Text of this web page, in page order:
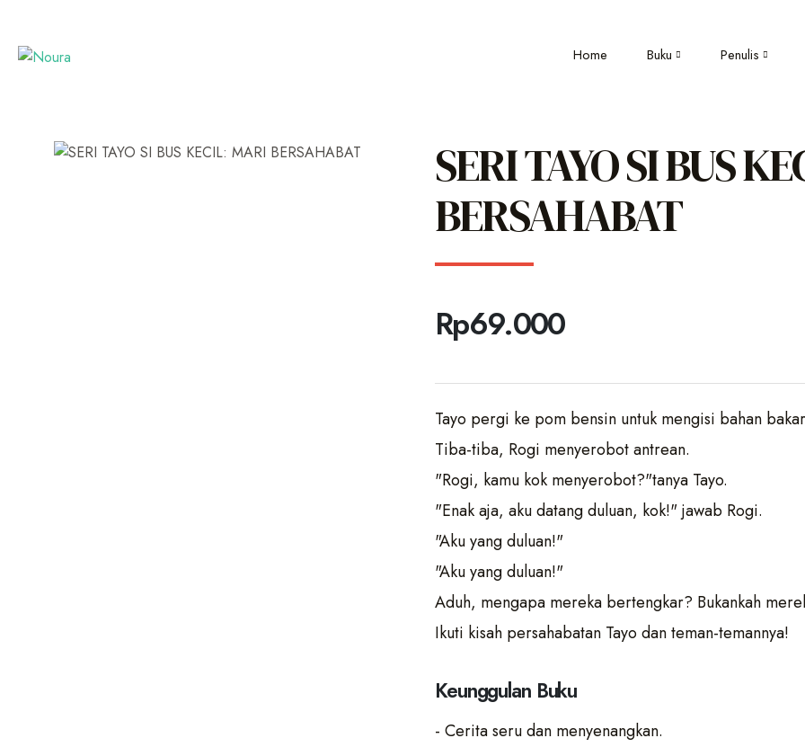
Home Buku Penulis
SERI TAYO SI BUS
BERSAHABAT
Rp69.000
Tayo pergi ke pom bensin untuk mengisi bahan
Tiba-tiba, Rogi menyerobot antrean.
"Rogi, kamu kok menyerobot?"tanya Tayo.
"Enak aja, aku datang duluan, kok!" jawab Rogi.
"Aku yang duluan!"
"Aku yang duluan!"
Aduh, mengapa mereka bertengkar? Bukankah
Ikuti kisah persahabatan Tayo dan teman-temannya!
Keunggulan Buku
- Cerita seru dan menyenangkan.